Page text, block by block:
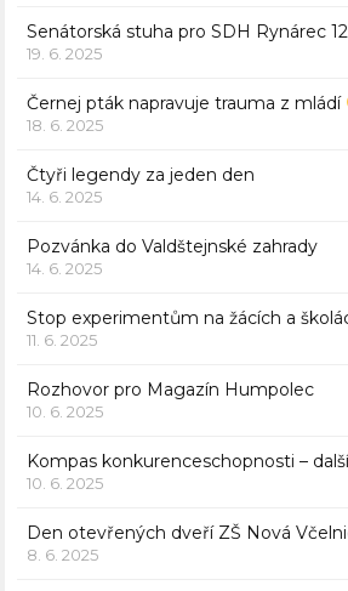
Senátorská stuha pro SDH Rynárec
19. 6. 2025
Černej pták napravuje trauma z mládí
18. 6. 2025
Čtyři legendy za jeden den
14. 6. 2025
Pozvánka do Valdštejnské zahrady
14. 6. 2025
Stop experimentům na žácích a
11. 6. 2025
Rozhovor pro Magazín Humpolec
10. 6. 2025
Kompas konkurenceschopnosti –
10. 6. 2025
Den otevřených dveří ZŠ Nová
8. 6. 2025